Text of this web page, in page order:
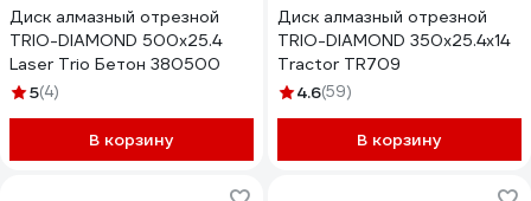
Диск алмазный отрезной
TRIO-DIAMOND 500x25.4
Laser Trio Бетон 380500
5(4)
В корзину
Диск алмазный отрезной
TRIO-DIAMOND 350x25.4x14
Tractor TR709
4.6(59)
В корзину